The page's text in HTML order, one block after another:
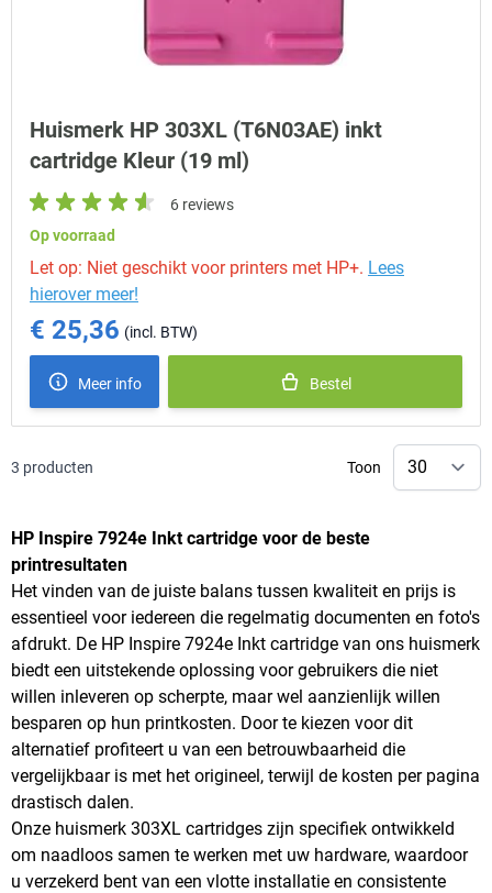
Huismerk HP 303XL (T6N03AE) inkt
cartridge Kleur (19 ml)
6 reviews
Op voorraad
Let op: Niet geschikt voor printers met HP+. Lees
hierover meer!
€ 25,36
Meer info Bestel
3 producten Toon
HP Inspire 7924e Inkt cartridge voor de beste
printresultaten
Het vinden van de juiste balans tussen kwaliteit en prijs is
essentieel voor iedereen die regelmatig documenten en foto's
afdrukt. De HP Inspire 7924e Inkt cartridge van ons huismerk
biedt een uitstekende oplossing voor gebruikers die niet
willen inleveren op scherpte, maar wel aanzienlijk willen
besparen op hun printkosten. Door te kiezen voor dit
alternatief profiteert u van een betrouwbaarheid die
vergelijkbaar is met het origineel, terwijl de kosten per pagina
drastisch dalen.
Onze huismerk 303XL cartridges zijn specifiek ontwikkeld
om naadloos samen te werken met uw hardware, waardoor
u verzekerd bent van een vlotte installatie en consistente